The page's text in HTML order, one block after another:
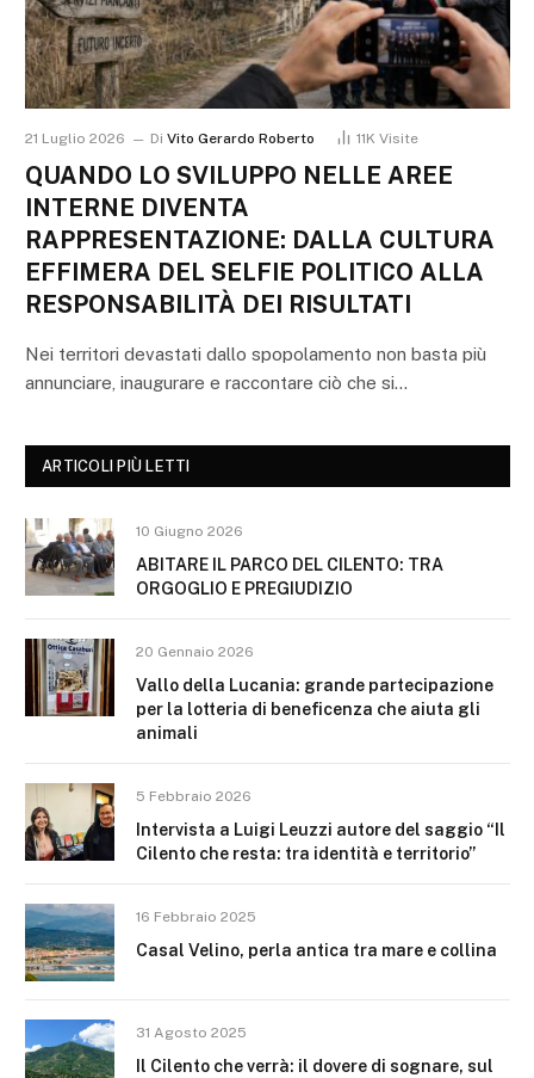
21 Luglio 2026 Di Vito Gerardo Roberto 11K Visite
QUANDO LO SVILUPPO NELLE AREE
INTERNE DIVENTA
RAPPRESENTAZIONE: DALLA CULTURA
EFFIMERA DEL SELFIE POLITICO ALLA
RESPONSABILITÀ DEI RISULTATI
Nei territori devastati dallo spopolamento non basta più
annunciare, inaugurare e raccontare ciò che si…
ARTICOLI PIÙ LETTI
10 Giugno 2026
ABITARE IL PARCO DEL CILENTO: TRA
ORGOGLIO E PREGIUDIZIO
20 Gennaio 2026
Vallo della Lucania: grande partecipazione
per la lotteria di beneficenza che aiuta gli
animali
5 Febbraio 2026
Intervista a Luigi Leuzzi autore del saggio “Il
Cilento che resta: tra identità e territorio”
16 Febbraio 2025
Casal Velino, perla antica tra mare e collina
31 Agosto 2025
Il Cilento che verrà: il dovere di sognare, sul